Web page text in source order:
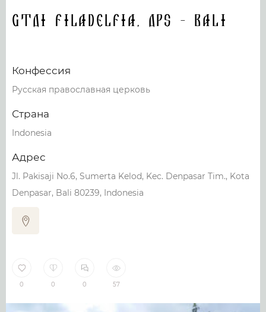
GTDI filadelfia, Dps - Bali
Конфессия
Русская православная церковь
Страна
Indonesia
Адрес
Jl. Pakisaji No.6, Sumerta Kelod, Kec. Denpasar Tim., Kota
Denpasar, Bali 80239, Indonesia
0 0 0 57